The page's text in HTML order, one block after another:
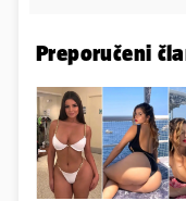
Preporučeni